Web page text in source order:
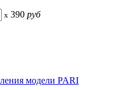
x 390 руб